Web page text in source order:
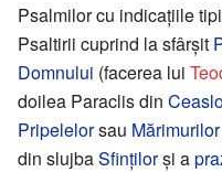
Psalmilor cu indicațiile
Psaltirii cuprind la sfârșit
Domnului (facerea lui
doilea Paraclis din
Pripelelorsau Mărimurilor
din slujbaSfințilorși a